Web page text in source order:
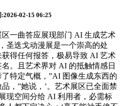
02-15 06:25
一曲答应展现部门 AI 生成艺术
圣迭戈动漫展是一个崇高的处
得任何报答，极易导致 AI 艺术
。且艺术界对 AI 的抵触情感日
特定气概，”AI 图像生成东西的
，”她说，’。艺术展区已全面禁
现空间分给 AI 利用者，必需标